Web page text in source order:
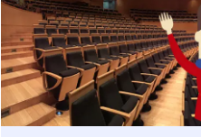
obra
de
teatro
al
máximo